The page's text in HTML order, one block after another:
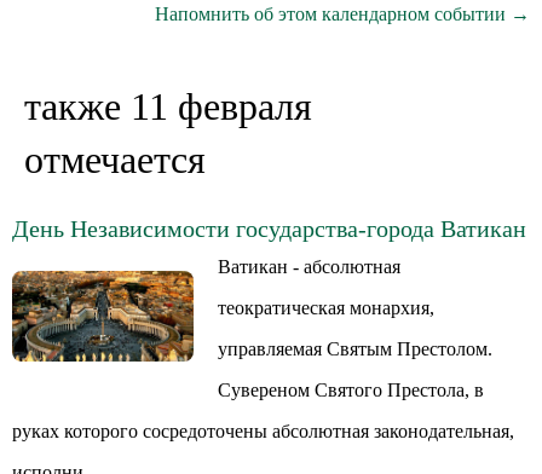
Напомнить об этом календарном событии →
также 11 февраля
отмечается
День Независимости государства-города Ватикан
Ватикан - абсолютная
теократическая монархия,
управляемая Святым Престолом.
Сувереном Святого Престола, в
руках которого сосредоточены абсолютная законодательная,